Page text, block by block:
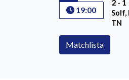
19:00
2 - 1
Solf,
TN
Matchlista